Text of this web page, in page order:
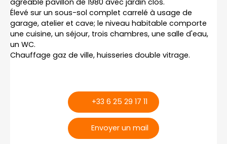
Élevé sur un sous-sol complet carrelé à usage de
garage, atelier et cave; le niveau habitable comporte
une cuisine, un séjour, trois chambres, une salle d'eau,
un WC.
Chauffage gaz de ville, huisseries double vitrage.
+33 6 25 29 17 11
Envoyer un mail